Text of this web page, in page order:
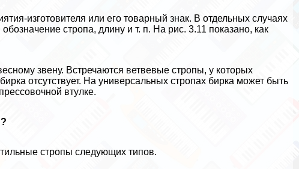
изготовителя или его товарный знак. В отдельных случаях
стропа, длину и т. п. На рис. 3.11 показано, как
зве­ну. Встречаются ветвевые стропы, у которых
отсутствует. На универсальных стропах бирка может быть
втулке.
стро­пы следующих типов.